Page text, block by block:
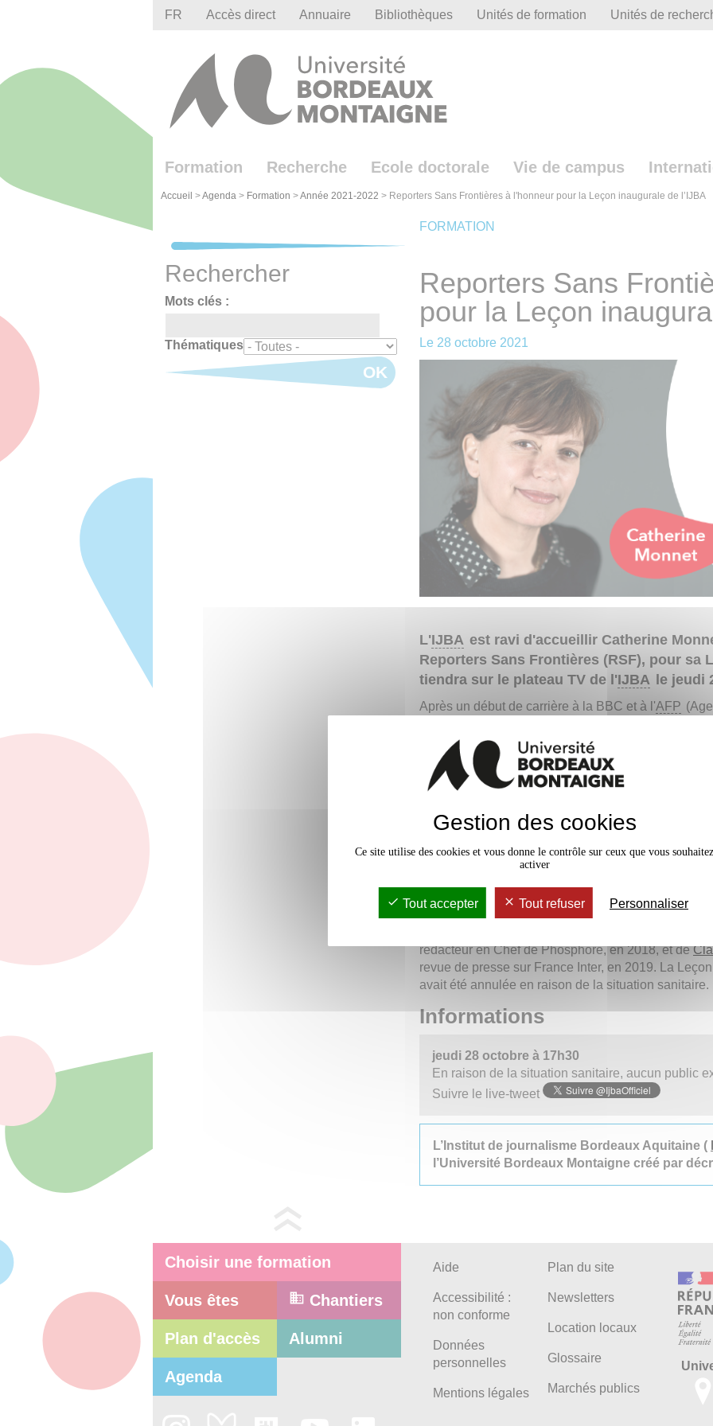
FR Accès direct Annuaire Bibliothèques Unités de formation Unités de
Formation Recherche Ecole doctorale Vie de campus
Accueil >Agenda > Formation >Année 2021-2022 > Reporters Sans Frontières à l'honneur pour la Leçon inaugurale de l’IJBA
FORMATION
Reporters Sans
pour la Leçon
Le 28 octobre 2021
L'IJBA est ravi d'accueillir Catherine
Reporters Sans Frontières (RSF), pour sa
tiendra sur le plateau TV de l'IJBA le jeudi
Après un début de carrière à la BBC et à l'AFP
Monnet a longtemps exercé sur l'antenne de
grand reporter
(Irak, Israël, Palestine, Égypte,
mais aussi États-Unis, Haïti, Bolivie, Mexique,
correspondante permanente à Jérusalem,
comme journaliste indépendante pour les plus
développé des projets de magazines et
service de Reporters Sans Frontières en 2016.
en chef.
Au cours de la Leçon inaugurale, Catherine
activités de Reporters Sans Frontières,
pressedans laquelle elle est aujourd’hui
La Leçon inaugurale de Catherine Monnet fera
rédacteur en Chef de Phosphore, en 2018, et de
revue de presse sur France Inter, en 2019. La
avait été annulée en raison de la situation sanitaire.
Informations
jeudi 28 octobre à 17h30
En raison de la situation sanitaire, aucun public
Suivre le live-tweet
L’Institut de journalisme Bordeaux Aquitaine (
l’Université Bordeaux Montaigne créé par
Rechercher
Mots clés :
Thématiques
OK
Choisir une formation
Vous êtes Chantiers
Plan d'accès Alumni
Agenda
Aide
Accessibilité :
non conforme
Données
personnelles
Mentions légales
Plan du site
Newsletters
Location locaux
Glossaire
Marchés publics
Gestion des cookies
Ce site utilise des cookies et vous donne le contrôle sur ceux que vous souhaitez
activer
Tout accepter Tout refuser Personnaliser